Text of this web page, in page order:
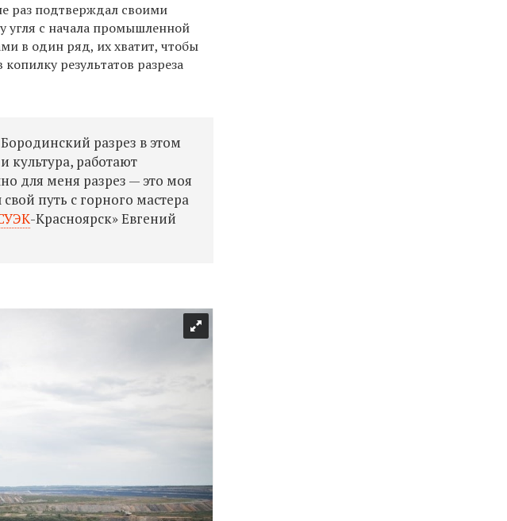
раз подтверждал своими
угля с начала промышленной
в один ряд, их хватит, чтобы
результатов разреза
разрез в этом
работают
для меня разрез — это моя
путь с горного мастера
-Красноярск» Евгений